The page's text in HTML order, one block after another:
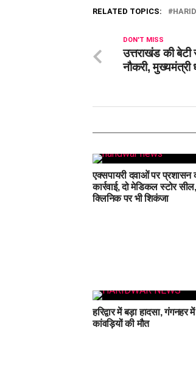
RELATED TOPICS:
DON'T MISS
उत्तराखंड की बेटी
नौकरी, मुख्यमंत्री
एक्सपायरी दवाओं पर प्रशासन
कार्रवाई, दो मेडिकल स्टोर
क्लिनिक पर भी शिकंजा
हरिद्वार में बड़ा हादसा, गंगनहर
कांवड़ियों की मौत